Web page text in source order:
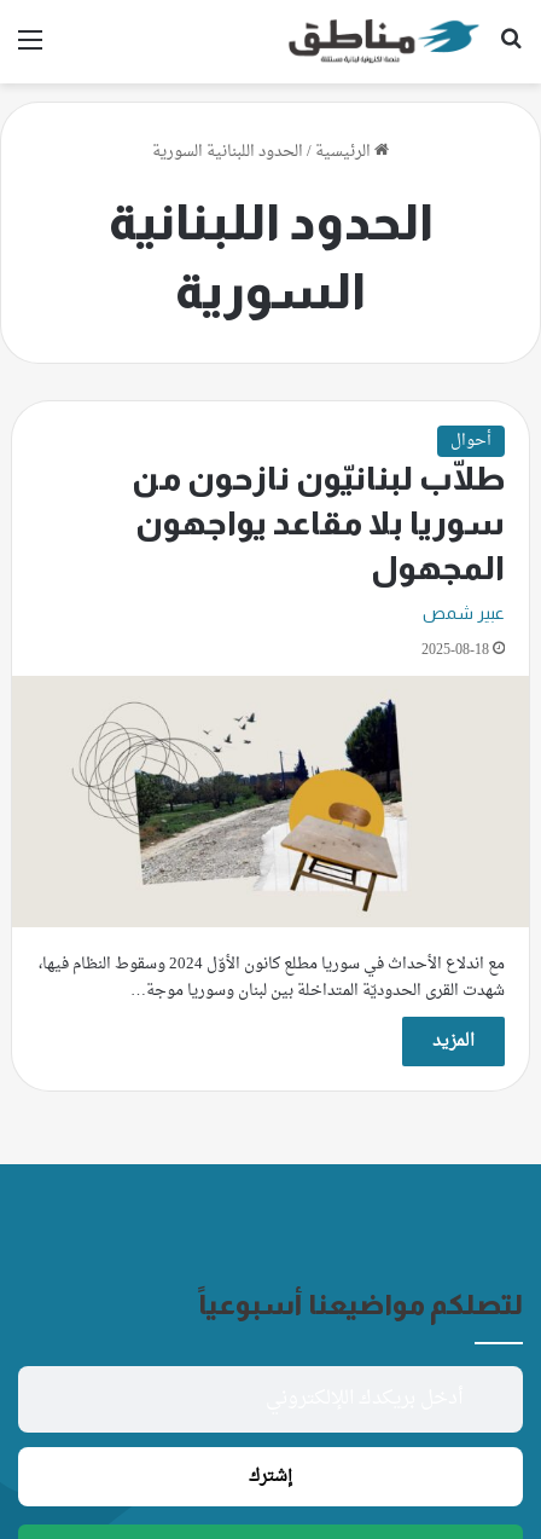
بحث عن
الرئيسية/الحدود اللبنانية السورية
الحدود اللبنانية
السورية
أحوال
طلّاب لبنانيّون نازحون من
سوريا بلا مقاعد يواجهون
المجهول
عبير شمص
2025-08-18
مع اندلاع الأحداث في سوريا مطلع كانون الأوّل 2024 وسقوط النظام فيها،
شهدت القرى الحدوديّة المتداخلة بين لبنان وسوريا موجة…
المزيد
لتصلكم مواضيعنا أسبوعياً